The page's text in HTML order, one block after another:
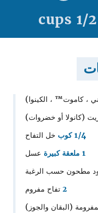
، كاموت™ ، الكينوا)
(كانولا أو خضروات)
1/4 كوب
خل التفاح
1 ملعقة كبيرة
عسل
مطحون حسب الرغبة
2 تفاح مفروم
(البقان والجوز)